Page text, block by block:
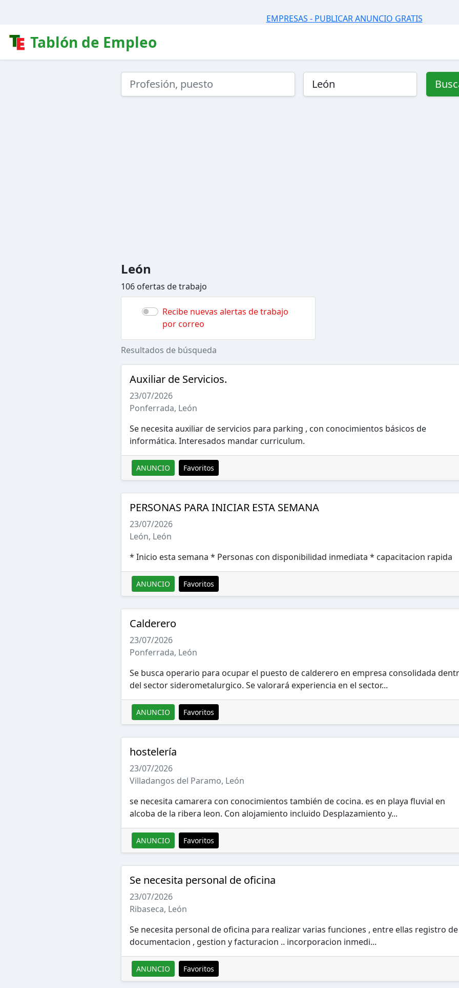
EMPRESAS - PUBLICAR ANUNCIO GRATIS
Tablón de Empleo
León
106 ofertas de trabajo
Recibe nuevas alertas de trabajo
por correo
Resultados de búsqueda
Auxiliar de Servicios.
23/07/2026
Ponferrada, León
Se necesita auxiliar de servicios para parking , con conocimientos básicos de
informática. Interesados mandar curriculum.
ANUNCIO Favoritos
PERSONAS PARA INICIAR ESTA SEMANA
23/07/2026
León, León
* Inicio esta semana * Personas con disponibilidad inmediata * capacitacion rapida
ANUNCIO Favoritos
Calderero
23/07/2026
Ponferrada, León
Se busca operario para ocupar el puesto de calderero en empresa consolidada
del sector siderometalurgico. Se valorará experiencia en el sector...
ANUNCIO Favoritos
hostelería
23/07/2026
Villadangos del Paramo, León
se necesita camarera con conocimientos también de cocina. es en playa fluvial en
alcoba de la ribera leon. Con alojamiento incluido Desplazamiento y...
ANUNCIO Favoritos
Se necesita personal de oficina
23/07/2026
Ribaseca, León
Se necesita personal de oficina para realizar varias funciones , entre ellas registro de
documentacion , gestion y facturacion .. incorporacion inmedi...
ANUNCIO Favoritos